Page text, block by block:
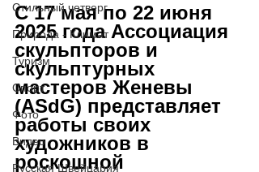
Стильный четверг
Природа - Климат
Туризм
Спорт
Фото
Видео
Русская Швейцария
C 17 мая по 22 июня
2025 года Ассоциация
скульпторов и
скульптурных
мастеров Женевы
(ASdG) представляет
работы своих
художников в
роскошной